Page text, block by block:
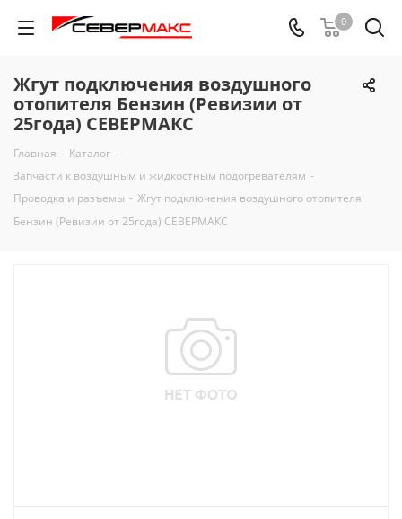
0
Жгут подключения воздушного
отопителя Бензин (Ревизии от
25года) СЕВЕРМАКС
Главная - Каталог -
Запчасти к воздушным и жидкостным подогревателям -
Проводка и разъемы - Жгут подключения воздушного отопителя
Бензин (Ревизии от 25года) СЕВЕРМАКС